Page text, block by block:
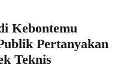
Kebontemu
Pertanyakan
Teknis